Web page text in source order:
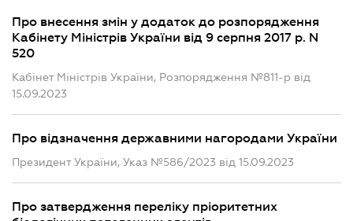
Про внесення змін у додаток до розпорядження
Кабінету Міністрів України від 9 серпня 2017 р. N
520
Кабінет Міністрів України, Розпорядження №811-р від
15.09.2023
Про відзначення державними нагородами України
Президент України, Указ №586/2023 від 15.09.2023
Про затвердження переліку пріоритетних